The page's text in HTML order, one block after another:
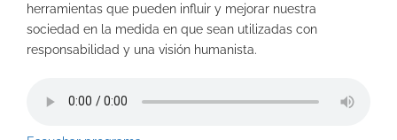
herramientas que pueden influir y mejorar nuestra
sociedad en la medida en que sean utilizadas con
responsabilidad y una visión humanista.